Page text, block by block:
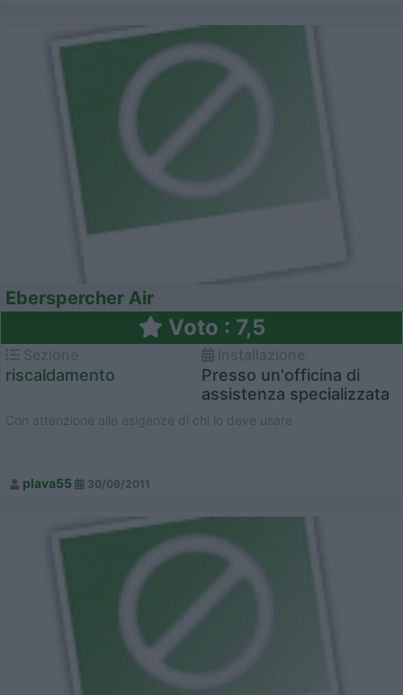
Eberspercher Air
Voto : 7,5
riscaldamento
Presso un'officina di
assistenza specializzata
Con attenzione alle esigenze di chi lo deve usare
plava55 30/09/2011